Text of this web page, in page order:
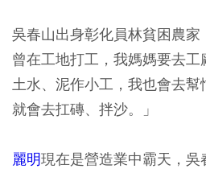
吳春山出身彰化員林貧困農
曾在工地打工，我媽媽要去
土水、泥作小工，我也會去
就會去扛磚、拌沙。」
麗明現在是營造業中霸天，